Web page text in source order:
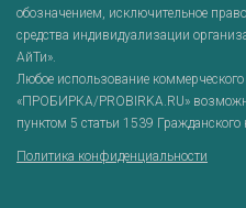
обозначением, исключительное
средства индивидуализации
АйТи».
Любое использование
«ПРОБИРКА/PROBIRKA.RU»
пунктом 5 статьи 1539 Гражданского
Политика конфиденциальности